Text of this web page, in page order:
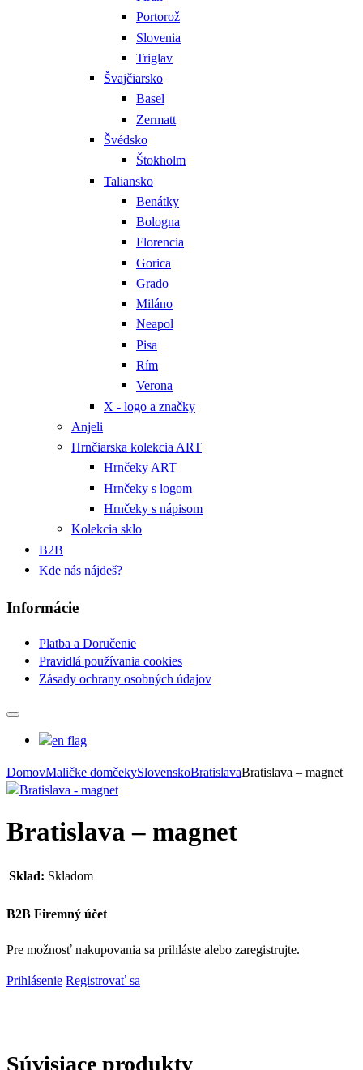
Portorož
Slovenia
Triglav
Švajčiarsko
Basel
Zermatt
Švédsko
Štokholm
Taliansko
Benátky
Bologna
Florencia
Gorica
Grado
Miláno
Neapol
Pisa
Rím
Verona
X - logo a značky
Anjeli
Hrnčiarska kolekcia ART
Hrnčeky ART
Hrnčeky s logom
Hrnčeky s nápisom
Kolekcia sklo
B2B
Kde nás nájdeš?
Informácie
Platba a Doručenie
Pravidlá používania cookies
Zásady ochrany osobných údajov
DomovMaličke domčekySlovenskoBratislavaBratislava – magnet
Bratislava – magnet
Sklad: Skladom
B2B Firemný účet
Pre možnosť nakupovania sa prihláste alebo zaregistrujte.
Prihlásenie Registrovať sa
Súvisiace produkty